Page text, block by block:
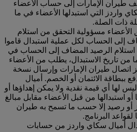
طيران الإمارات إلى حساب الأعضاء
واردز التي استبدلها الأعضاء في ما
ذات الصلة.
الأعضاء مسؤولية التحقق من استلام
إلى الحساب لكل عملية استبدال قاموا
استلام الرصيد المضاف إلى الحساب في
15 يوما من تاريخ الاستبدال، يطلب من الأعضاء
اتصال طيران الإمارات وإرسال نسخة
ببطاقة الائتمان أو الخصم. أميال
لها أي قيمة نقدية ولا يمكن إهداؤها أو
أو استبدالها من قبل الأعضاء مقابل مبالغ
أو رصيد إلا حسب ما تسمح به طيران
لقواعد البرنامج.
أميال سكاي واردز من حسابات